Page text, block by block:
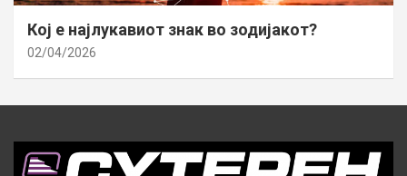
Кој е најлукавиот знак во зодијакот?
02/04/2026